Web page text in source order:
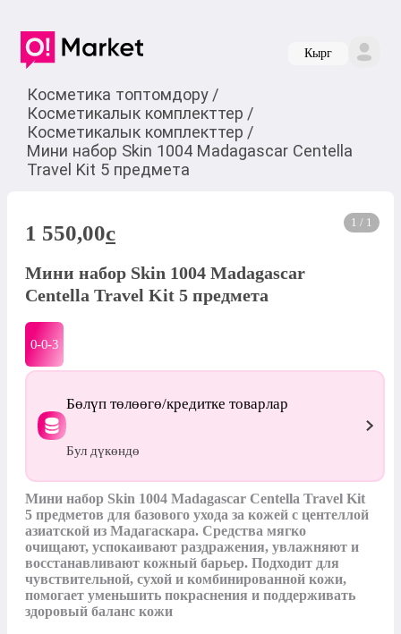
Кырг
Косметика топтомдору /
Косметикалык комплекттер /
Косметикалык комплекттер /
Мини набор Skin 1004 Madagascar Centella
Travel Kit 5 предмета
1 / 1
1 550,00c
Мини набор Skin 1004 Madagascar
Centella Travel Kit 5 предмета
0-0-3
Бөлүп төлөөгө/кредитке товарлар
Бул дүкөндө
Мини набор Skin 1004 Madagascar Centella Travel Kit
5 предметов для базового ухода за кожей с центеллой
азиатской из Мадагаскара. Средства мягко
очищают, успокаивают раздражения, увлажняют и
восстанавливают кожный барьер. Подходит для
чувствительной, сухой и комбинированной кожи,
помогает уменьшить покраснения и поддерживать
здоровый баланс кожи